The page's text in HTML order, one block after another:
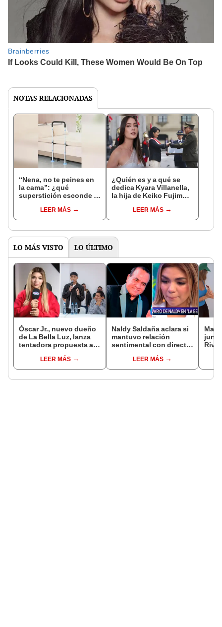
NOTAS RELACIONADAS
“Nena, no te peines en
la cama”: ¿qué
superstición esconde la
Enanitos Verdes?
LEER MÁS
¿Quién es y a qué se
dedica Kyara Villanella,
la hija de Keiko Fujimori
nivel nacional?
LEER MÁS
LO MÁS VISTO LO ÚLTIMO
Óscar Jr., nuevo dueño
de La Bella Luz, lanza
tentadora propuesta a
denuncia por
tocamientos: “Va a
LEER MÁS
Naldy Saldaña aclara si
mantuvo relación
sentimental con director
denunciarlo por
tocamientos: “Me
LEER MÁS